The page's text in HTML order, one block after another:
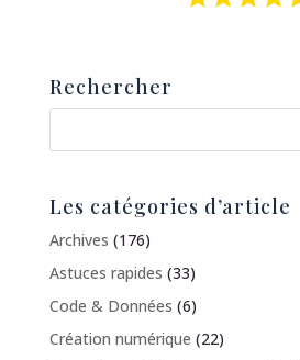
Rechercher
Les catégories d’article
Archives (176)
Astuces rapides (33)
Code & Données (6)
Création numérique (22)